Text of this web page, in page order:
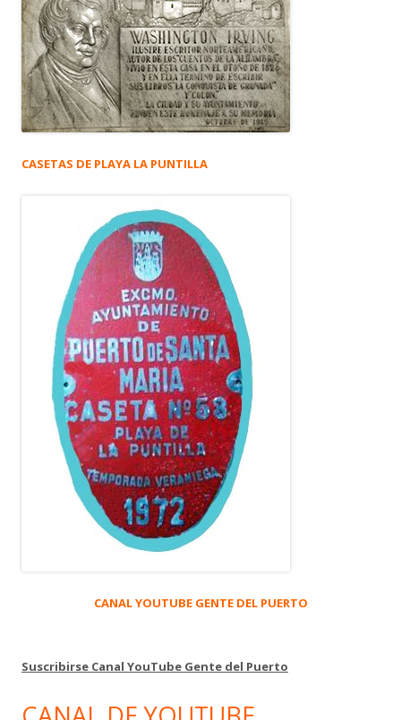
CASETAS DE PLAYA LA PUNTILLA
CANAL YOUTUBE GENTE DEL PUERTO
Suscribirse Canal YouTube Gente del Puerto